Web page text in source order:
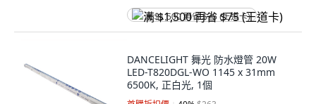
满 $1,500 再省 $75 (王道卡)
DANCELIGHT 舞光 防水燈管 20W
LED-T820DGL-WO 1145 x 31mm
6500K, 正白光, 1個